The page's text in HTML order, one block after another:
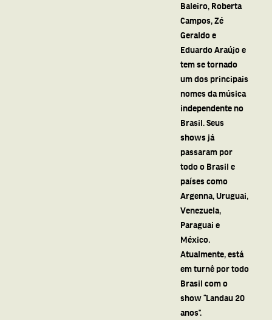
Baleiro, Roberta
Campos, Zé
Geraldo e
Eduardo Araújo e
tem se tornado
um dos principais
nomes da música
independente no
Brasil. Seus
shows já
passaram por
todo o Brasil e
países como
Argenna, Uruguai,
Venezuela,
Paraguai e
México.
Atualmente, está
em turnê por todo
Brasil com o
show ‘‘Landau 20
anos’’.